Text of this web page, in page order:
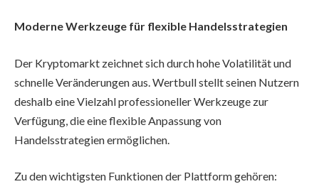
Moderne Werkzeuge für flexible Handelsstrategien
Der Kryptomarkt zeichnet sich durch hohe Volatilität und
schnelle Veränderungen aus. Wertbull stellt seinen Nutzern
deshalb eine Vielzahl professioneller Werkzeuge zur
Verfügung, die eine flexible Anpassung von
Handelsstrategien ermöglichen.
Zu den wichtigsten Funktionen der Plattform gehören: